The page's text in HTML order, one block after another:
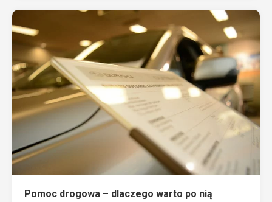
Pomoc drogowa – dlaczego warto po nią